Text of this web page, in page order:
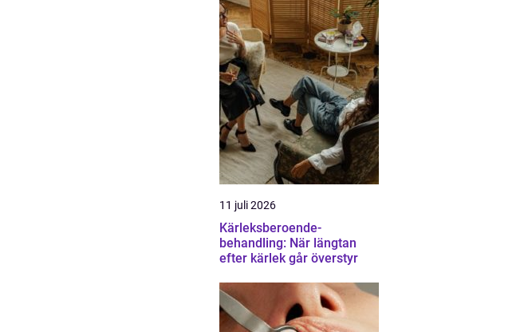
11 juli 2026
Kärleksberoende-
behandling: När längtan
efter kärlek går överstyr